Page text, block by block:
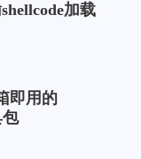
加载
即用的